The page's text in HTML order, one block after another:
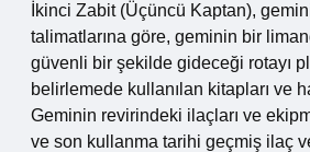
İkinci Zabit (Üçüncü Kaptan),
talimatlarına göre, geminin bir
güvenli bir şekilde gideceği rotayı
belirlemede kullanılan kitapları ve
Geminin revirindeki ilaçları ve
ve son kullanma tarihi geçmiş ilaç